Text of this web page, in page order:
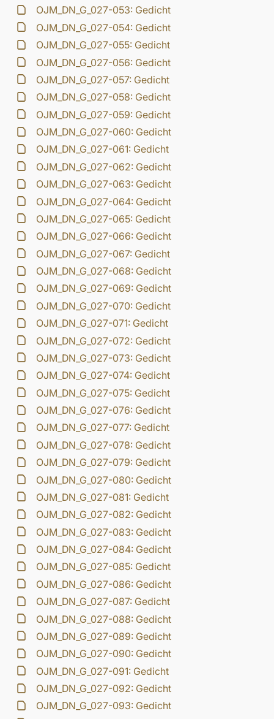
OJM_DN_G_027-053: Gedicht
OJM_DN_G_027-054: Gedicht
OJM_DN_G_027-055: Gedicht
OJM_DN_G_027-056: Gedicht
OJM_DN_G_027-057: Gedicht
OJM_DN_G_027-058: Gedicht
OJM_DN_G_027-059: Gedicht
OJM_DN_G_027-060: Gedicht
OJM_DN_G_027-061: Gedicht
OJM_DN_G_027-062: Gedicht
OJM_DN_G_027-063: Gedicht
OJM_DN_G_027-064: Gedicht
OJM_DN_G_027-065: Gedicht
OJM_DN_G_027-066: Gedicht
OJM_DN_G_027-067: Gedicht
OJM_DN_G_027-068: Gedicht
OJM_DN_G_027-069: Gedicht
OJM_DN_G_027-070: Gedicht
OJM_DN_G_027-071: Gedicht
OJM_DN_G_027-072: Gedicht
OJM_DN_G_027-073: Gedicht
OJM_DN_G_027-074: Gedicht
OJM_DN_G_027-075: Gedicht
OJM_DN_G_027-076: Gedicht
OJM_DN_G_027-077: Gedicht
OJM_DN_G_027-078: Gedicht
OJM_DN_G_027-079: Gedicht
OJM_DN_G_027-080: Gedicht
OJM_DN_G_027-081: Gedicht
OJM_DN_G_027-082: Gedicht
OJM_DN_G_027-083: Gedicht
OJM_DN_G_027-084: Gedicht
OJM_DN_G_027-085: Gedicht
OJM_DN_G_027-086: Gedicht
OJM_DN_G_027-087: Gedicht
OJM_DN_G_027-088: Gedicht
OJM_DN_G_027-089: Gedicht
OJM_DN_G_027-090: Gedicht
OJM_DN_G_027-091: Gedicht
OJM_DN_G_027-092: Gedicht
OJM_DN_G_027-093: Gedicht